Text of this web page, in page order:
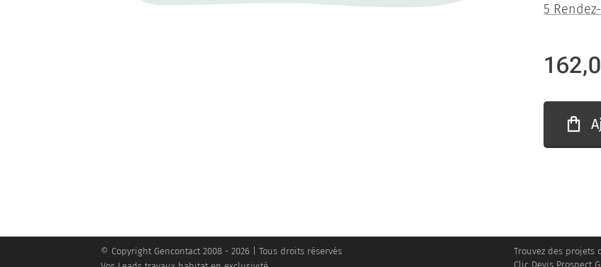
5
© Copyright Gencontact 2008 - 2026 | Tous droits réservés
Trouvez des projets
Clic Devis Prospect